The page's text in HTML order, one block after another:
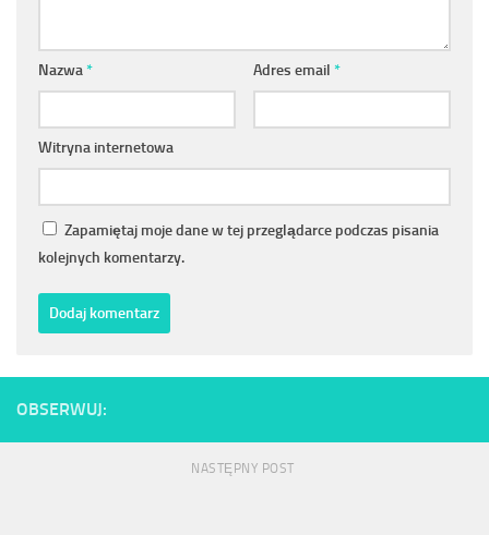
Nazwa* Adres email *
Witryna internetowa
Zapamiętaj moje dane w tej przeglądarce podczas pisania
kolejnych komentarzy.
OBSERWUJ:
NASTĘPNY POST